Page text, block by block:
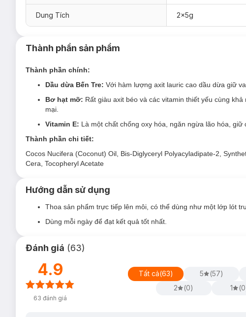
Đối tượng sử dụng Son Dưỡng Cocoon Ben Tre
Môi cần được dưỡng ẩm và bảo vệ suốt ngày dài.
Môi khô do môi trường và thời tiết.
Ưu thế nổi bật của Son Dưỡng Cocoon Ben Tre
Dầu dừa Bến Tre
Bơ hạt mỡrất giàu axit béo và các vitamin thiết yếu cùng khả
mại.
Vitamin E
Son dưỡng có mùi thơm tự nhiên từ dầu dừa Bến Tre giúp
Nhờ vào kết cấu mỏng nhẹ và không quá bóng, son dưỡng trả
Dung Tích 2x5g
Thành phần sản phẩm
Thành phần chính:
Dầu dừa Bến Tre: Với hàm lượng axit lauric cao dầu dừa giữ
Bơ hạt mỡ: Rất giàu axit béo và các vitamin thiết yếu cùng
mại.
Vitamin E: Là một chất chống oxy hóa, ngăn ngừa lão hóa, giữ
Thành phần chi tiết:
Cocos Nucifera (Coconut) Oil, Bis-Diglyceryl Polyacyladipate-2,
Cera, Tocopheryl Acetate
Hướng dẫn sử dụng
Thoa sản phẩm trực tiếp lên môi, có thể dùng như một lớp lót
Dùng mỗi ngày để đạt kết quả tốt nhất.
Đánh giá (63)
4.9
63 đánh giá
Tất cả(63) 5 (57)
2
(0) 1 (0